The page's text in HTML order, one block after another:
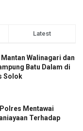
Latest
Walinagari dan
Batu Dalam di
Solok
Mentawai
Terhadap